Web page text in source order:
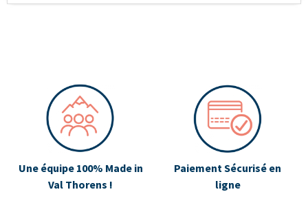
Une équipe 100% Made in
Val Thorens !
Paiement Sécurisé en
ligne